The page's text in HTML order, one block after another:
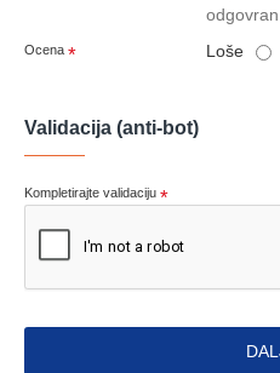
Ocena Loše
Validacija (anti-bot)
Kompletirajte validaciju